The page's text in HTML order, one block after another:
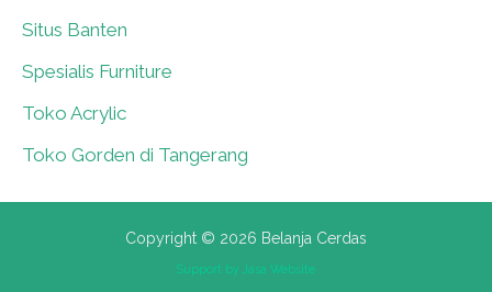
Situs Banten
Spesialis Furniture
Toko Acrylic
Toko Gorden di Tangerang
Copyright © 2026 Belanja Cerdas
Support by Jasa Website